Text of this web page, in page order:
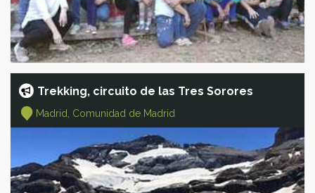
Trekking, circuito de las Tres Sorores
Madrid, Comunidad de Madrid